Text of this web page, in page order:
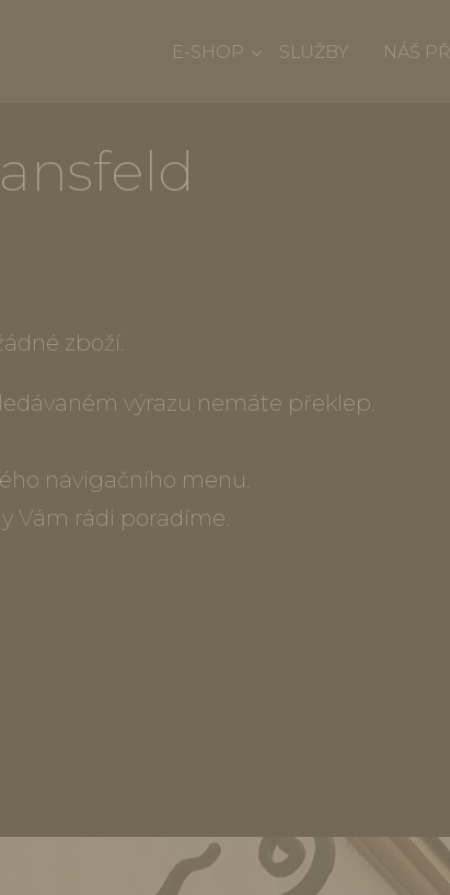
zboží.
výrazu nemáte překlep.
navigačního menu.
Vám rádi poradíme.
E-SHOP SLUŽBY NÁŠ